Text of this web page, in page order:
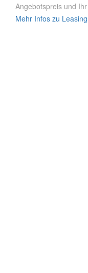
Angebotspreis und
Mehr Infos zu